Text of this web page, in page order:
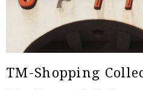
TM-Shopping